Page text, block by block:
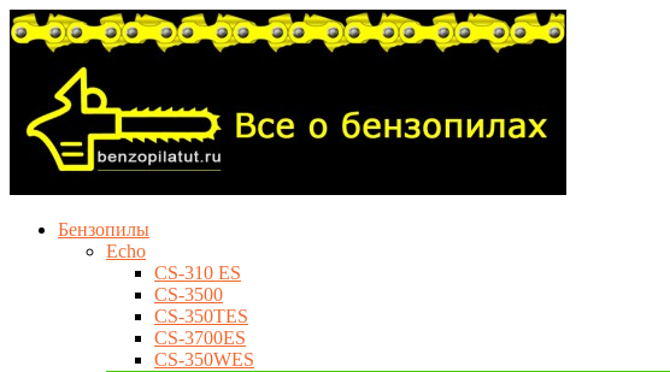
Бензопилы
Echo
CS-310 ES
CS-3500
CS-350TES
CS-3700ES
CS-350WES